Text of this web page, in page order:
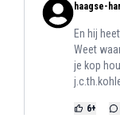
haagse-
En hij
Weet
je kop
6+